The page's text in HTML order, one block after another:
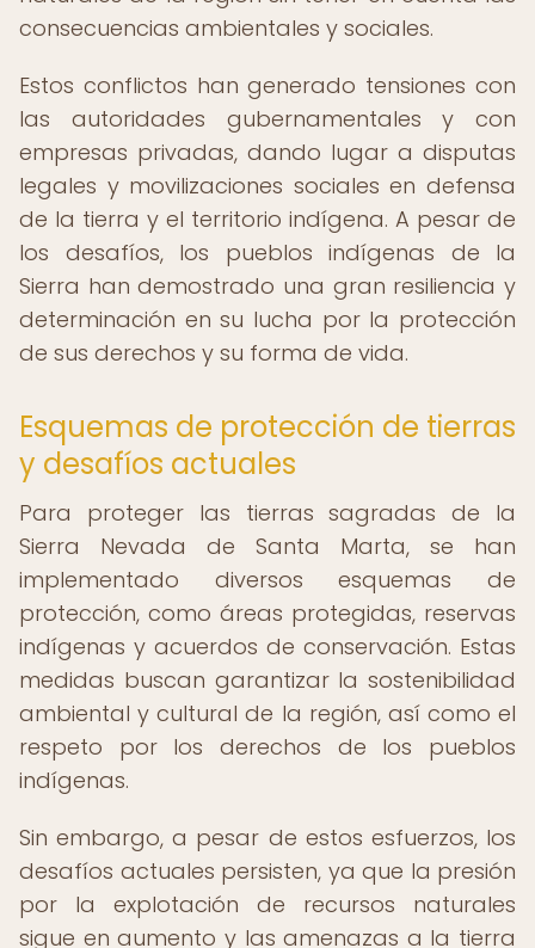
consecuencias ambientales y sociales.
Estos conflictos han generado tensiones con
las autoridades gubernamentales y con
empresas privadas, dando lugar a disputas
legales y movilizaciones sociales en defensa
de la tierra y el territorio indígena. A pesar de
los desafíos, los pueblos indígenas de la
Sierra han demostrado una gran resiliencia y
determinación en su lucha por la protección
de sus derechos y su forma de vida.
Esquemas de protección de tierras
y desafíos actuales
Para proteger las tierras sagradas de la
Sierra Nevada de Santa Marta, se han
implementado diversos esquemas de
protección, como áreas protegidas, reservas
indígenas y acuerdos de conservación. Estas
medidas buscan garantizar la sostenibilidad
ambiental y cultural de la región, así como el
respeto por los derechos de los pueblos
indígenas.
Sin embargo, a pesar de estos esfuerzos, los
desafíos actuales persisten, ya que la presión
por la explotación de recursos naturales
sigue en aumento y las amenazas a la tierra